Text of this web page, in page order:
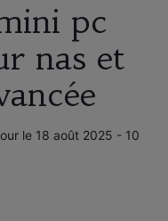
pc
nas et
le 18 août 2025 - 10